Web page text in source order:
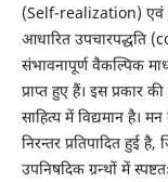
(Self-realization) एवं
आधारित
संभावनापूर्ण वैकल्पिक
प्राप्त हुए हैं। इस प्रकार
साहित्य में विद्यमान है।
निरन्तर प्रतिपादित हुई
उपनिषदिक ग्रन्थों में